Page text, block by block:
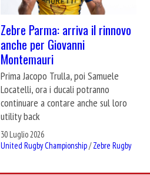
Zebre Parma: arriva il rinnovo
anche per Giovanni
Montemauri
Prima Jacopo Trulla, poi Samuele
Locatelli, ora i ducali potranno
continuare a contare anche sul loro
utility back
30 Luglio 2026
United Rugby Championship/Zebre Rugby